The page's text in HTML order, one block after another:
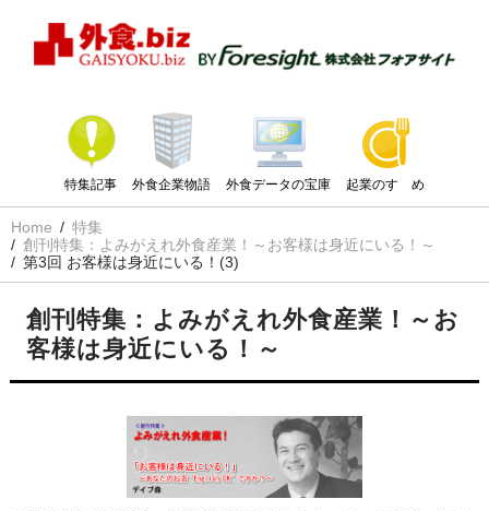
特集記事 外食企業物語 外食データの宝庫 起業のすゝめ
Home
特集
創刊特集：よみがえれ外食産業！～お客様は身近にいる！～
第3回 お客様は身近にいる！(3)
創刊特集：よみがえれ外食産業！～お
客様は身近にいる！～